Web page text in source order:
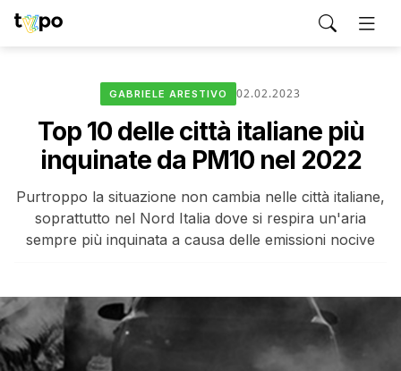
GABRIELE ARESTIVO 02.02.2023
Top 10 delle città italiane più
inquinate da PM10 nel 2022
Purtroppo la situazione non cambia nelle città italiane,
soprattutto nel Nord Italia dove si respira un'aria
sempre più inquinata a causa delle emissioni nocive